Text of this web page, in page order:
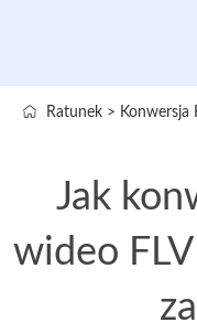
Ratunek > Konwersja
Jak
wideo